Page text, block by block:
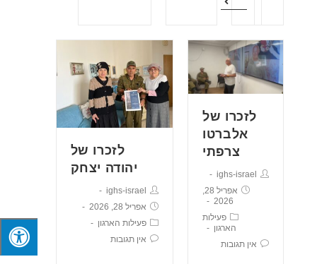
לזכרו של
אלברטו
צרפתי
ighs-israel
2026
פעילות
הארגון
אין תגובות
לזכרו של
יהודה יצחק
ighs-israel
אפריל 28, 2026
פעילות הארגון
אין תגובות